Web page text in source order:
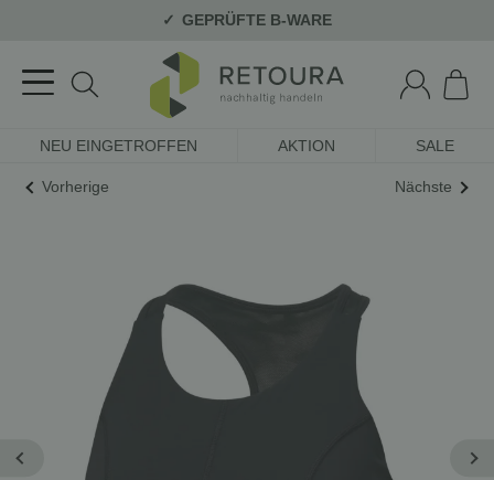
GEPRÜFTE B-WARE
NEU EINGETROFFEN AKTION SALE
Vorherige Nächste